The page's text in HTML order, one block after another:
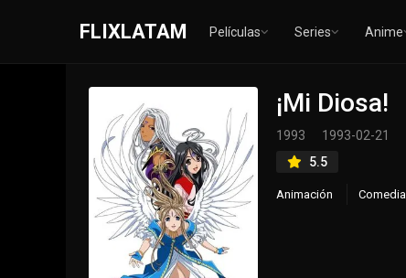
FLIXLATAM Películas Series Anime
¡Mi Diosa!
1993
1993-02-21
5.5
Animación Comedia